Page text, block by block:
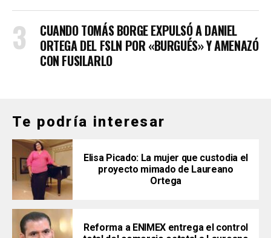
CUANDO TOMÁS BORGE EXPULSÓ A DANIEL
ORTEGA DEL FSLN POR «BURGUÉS» Y AMENAZÓ
CON FUSILARLO
Te podría interesar
Elisa Picado: La mujer que custodia el
proyecto mimado de Laureano
Ortega
Reforma a ENIMEX entrega el control